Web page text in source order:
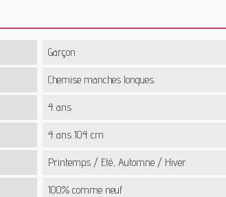
Garçon
Chemise manches longues
4 ans
4 ans 104 cm
Printemps / Eté, Automne / Hiver
100% comme neuf